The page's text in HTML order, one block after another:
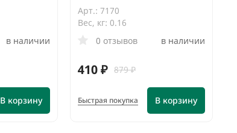
в наличии
В корзину
Арт.: 7170
Вес, кг: 0.16
0 отзывов
в наличии
410 ₽ 879 ₽
В корзину
Быстрая покупка